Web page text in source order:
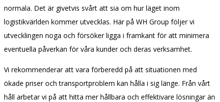
normala. Det är givetvis svårt att sia om hur läget inom
logistikvärlden kommer utvecklas. Här på WH Group följer vi
utvecklingen noga och försöker ligga i framkant för att minimera
eventuella påverkan för våra kunder och deras verksamhet.
Vi rekommenderar att vara förberedd på att situationen med
ökade priser och transportproblem kan hålla i sig länge. Från vårt
håll arbetar vi på att hitta mer hållbara och effektivare lösningar än